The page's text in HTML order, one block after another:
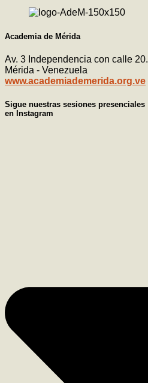
Academia de Mérida
Av. 3 Independencia con calle 20.
Mérida - Venezuela
www.academiademerida.org.ve
Sigue nuestras sesiones presenciales
en Instagram